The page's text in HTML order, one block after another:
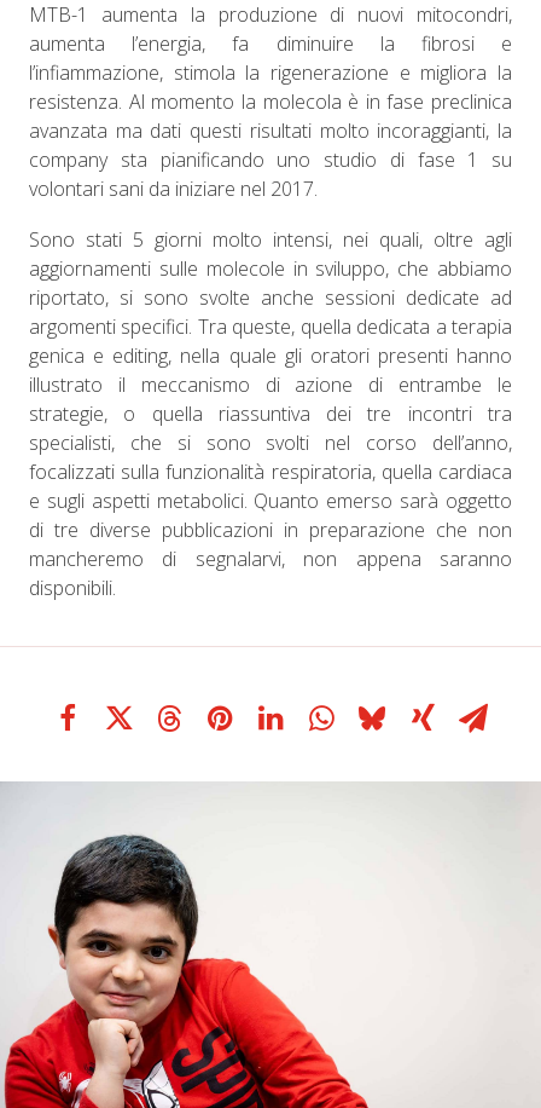
MTB-1 aumenta la produzione di nuovi mitocondri,
aumenta l’energia, fa diminuire la fibrosi e
l’infiammazione, stimola la rigenerazione e migliora la
resistenza. Al momento la molecola è in fase preclinica
avanzata ma dati questi risultati molto incoraggianti, la
company sta pianificando uno studio di fase 1 su
volontari sani da iniziare nel 2017.
Sono stati 5 giorni molto intensi, nei quali, oltre agli
aggiornamenti sulle molecole in sviluppo, che abbiamo
riportato, si sono svolte anche sessioni dedicate ad
argomenti specifici. Tra queste, quella dedicata a terapia
genica e editing, nella quale gli oratori presenti hanno
illustrato il meccanismo di azione di entrambe le
strategie, o quella riassuntiva dei tre incontri tra
specialisti, che si sono svolti nel corso dell’anno,
focalizzati sulla funzionalità respiratoria, quella cardiaca
e sugli aspetti metabolici. Quanto emerso sarà oggetto
di tre diverse pubblicazioni in preparazione che non
mancheremo di segnalarvi, non appena saranno
disponibili.